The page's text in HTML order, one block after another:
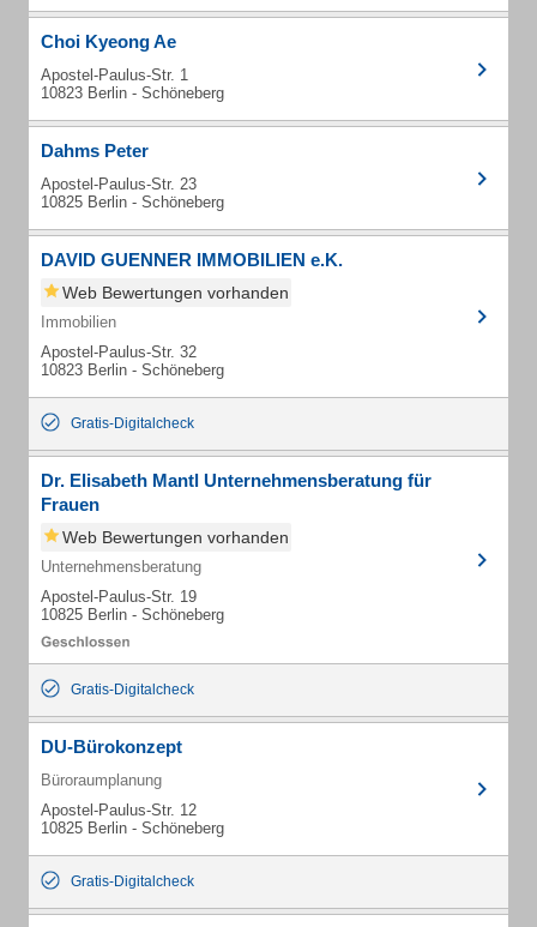
Choi Kyeong Ae
Apostel-Paulus-Str. 1
10823 Berlin - Schöneberg
Dahms Peter
Apostel-Paulus-Str. 23
10825 Berlin - Schöneberg
DAVID GUENNER IMMOBILIEN e.K.
Web Bewertungen vorhanden
Immobilien
Apostel-Paulus-Str. 32
10823 Berlin - Schöneberg
Gratis-Digitalcheck
Dr. Elisabeth Mantl Unternehmensberatung für
Frauen
Web Bewertungen vorhanden
Unternehmensberatung
Apostel-Paulus-Str. 19
10825 Berlin - Schöneberg
Gratis-Digitalcheck
DU-Bürokonzept
Büroraumplanung
Apostel-Paulus-Str. 12
10825 Berlin - Schöneberg
Gratis-Digitalcheck